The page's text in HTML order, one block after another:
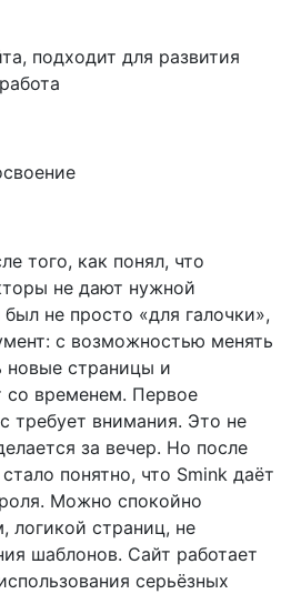
подходит для развития
того, как понял, что
не дают нужной
не просто «для галочки»,
с возможностью менять
новые страницы и
со временем. Первое
требует внимания. Это не
за вечер. Но после
понятно, что Smink даёт
Можно спокойно
логикой страниц, не
шаблонов. Сайт работает
серьёзных